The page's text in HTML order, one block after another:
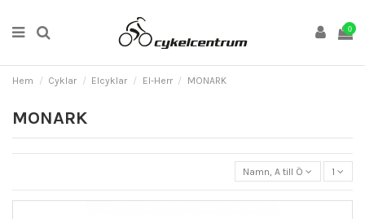
0
Hem Cyklar Elcyklar El-Herr MONARK
MONARK
Namn, A till Ö 1